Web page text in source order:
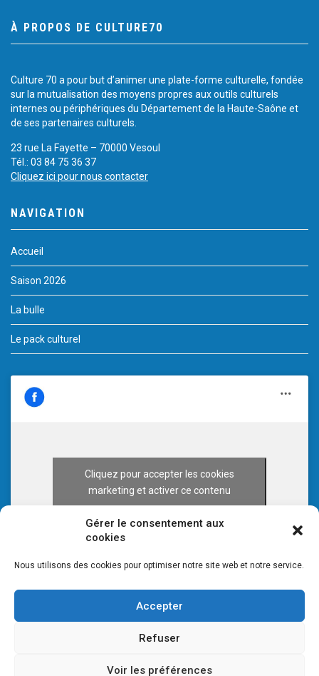
Gérer le consentement aux
cookies
Nous utilisons des cookies pour optimiser notre site web et notre service.
Accepter
Refuser
Voir les préférences
À PROPOS DE CULTURE70
Culture 70 a pour but d’animer une plate-forme culturelle, fondée
sur la mutualisation des moyens propres aux outils culturels
internes ou périphériques du Département de la Haute-Saône et
de ses partenaires culturels.
23 rue La Fayette – 70000 Vesoul
Tél.: 03 84 75 36 37
Cliquez ici pour nous contacter
NAVIGATION
Accueil
Saison 2026
La bulle
Le pack culturel
Cliquez pour accepter les cookies
marketing et activer ce contenu
© 2026 CULTURE 70 -Mentions légales-